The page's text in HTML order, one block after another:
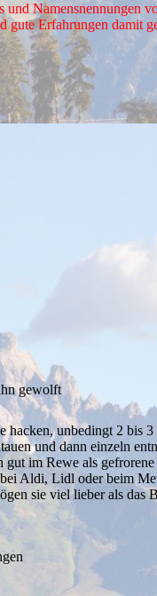
Namensnennungen
gute Erfahrungen damit
gewolft
hacken, unbedingt 2 bis
und dann einzeln
im Rewe als
Aldi, Lidl oder beim
sie viel lieber als